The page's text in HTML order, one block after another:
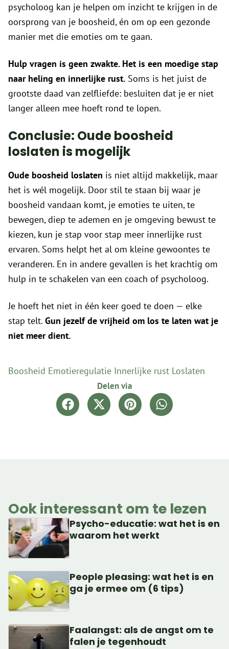
psycholoog kan je helpen om inzicht te krijgen in de
oorsprong van je boosheid, én om op een gezonde
manier met die emoties om te gaan.
Hulp vragen is geen zwakte. Het is een moedige stap
naar heling en innerlijke rust. Soms is het juist de
grootste daad van zelfliefde: besluiten dat je er niet
langer alleen mee hoeft rond te lopen.
Conclusie: Oude boosheid
loslaten is mogelijk
Oude boosheid loslaten is niet altijd makkelijk, maar
het is wél mogelijk. Door stil te staan bij waar je
boosheid vandaan komt, je emoties te uiten, te
bewegen, diep te ademen en je omgeving bewust te
kiezen, kun je stap voor stap meer innerlijke rust
ervaren. Soms helpt het al om kleine gewoontes te
veranderen. En in andere gevallen is het krachtig om
hulp in te schakelen van een coach of psycholoog.
Je hoeft het niet in één keer goed te doen — elke
stap telt. Gun jezelf de vrijheid om los te laten wat je
niet meer dient.
Boosheid Emotieregulatie Innerlijke rust Loslaten
Delen via
Ook interessant om te lezen
Psycho-educatie: wat het is en
waarom het werkt
People pleasing: wat het is en
ga je ermee om (6 tips)
Faalangst: als de angst om te
falen je tegenhoudt